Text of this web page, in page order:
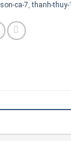
son-ca-7,thanh-thuy-1